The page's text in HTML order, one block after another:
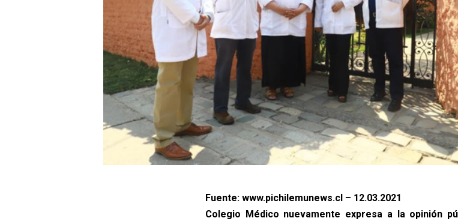
Fuente: www.pichilemunews.cl – 12.03.2021
Colegio Médico nuevamente expresa a la opinión